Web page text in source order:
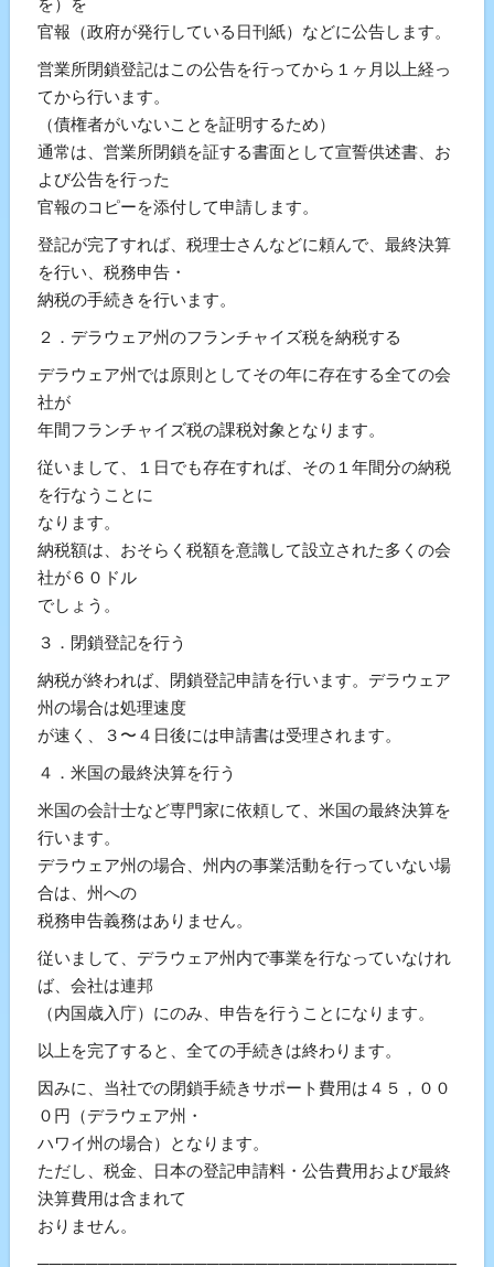
官報（政府が発行している日刊紙）などに公告します。
営業所閉鎖登記はこの公告を行ってから１ヶ月以上経っ
てから行います。
（債権者がいないことを証明するため）
通常は、営業所閉鎖を証する書面として宣誓供述書、お
よび公告を行った
官報のコピーを添付して申請します。
登記が完了すれば、税理士さんなどに頼んで、最終決算
を行い、税務申告・
納税の手続きを行います。
２．デラウェア州のフランチャイズ税を納税する
デラウェア州では原則としてその年に存在する全ての会
社が
年間フランチャイズ税の課税対象となります。
従いまして、１日でも存在すれば、その１年間分の納税
を行なうことに
なります。
納税額は、おそらく税額を意識して設立された多くの会
社が６０ドル
でしょう。
３．閉鎖登記を行う
納税が終われば、閉鎖登記申請を行います。デラウェア
州の場合は処理速度
が速く、３〜４日後には申請書は受理されます。
４．米国の最終決算を行う
米国の会計士など専門家に依頼して、米国の最終決算を
行います。
デラウェア州の場合、州内の事業活動を行っていない場
合は、州への
税務申告義務はありません。
従いまして、デラウェア州内で事業を行なっていなけれ
ば、会社は連邦
（内国歳入庁）にのみ、申告を行うことになります。
以上を完了すると、全ての手続きは終わります。
因みに、当社での閉鎖手続きサポート費用は４５，００
０円（デラウェア州・
ハワイ州の場合）となります。
ただし、税金、日本の登記申請料・公告費用および最終
決算費用は含まれて
おりません。